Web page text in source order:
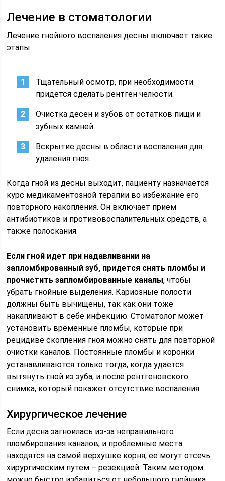
Лечение в стоматологии
Лечение гнойного воспаления десны включает такие
этапы:
Тщательный осмотр, при необходимости
придется сделать рентген челюсти.
Очистка десен и зубов от остатков пищи и
зубных камней.
Вскрытие десны в области воспаления для
удаления гноя.
Когда гной из десны выходит, пациенту назначается
курс медикаментозной терапии во избежание его
повторного накопления. Он включает прием
антибиотиков и противовоспалительных средств, а
также полоскания.
Если гной идет при надавливании на
запломбированный зуб, придется снять пломбы и
прочистить запломбированные каналы, чтобы
убрать гнойные выделения. Кариозные полости
должны быть вычищены, так как они тоже
накапливают в себе инфекцию. Стоматолог может
установить временные пломбы, которые при
рецидиве скопления гноя можно снять для повторной
очистки каналов. Постоянные пломбы и коронки
устанавливаются только тогда, когда удается
вытянуть гной из зуба, и после рентгеновского
снимка, который покажет отсутствие воспаления.
Хирургическое лечение
Если десна загноилась из-за неправильного
пломбирования каналов, и проблемные места
находятся на самой верхушке корня, ее могут отсечь
хирургическим путем – резекцией. Таким методом